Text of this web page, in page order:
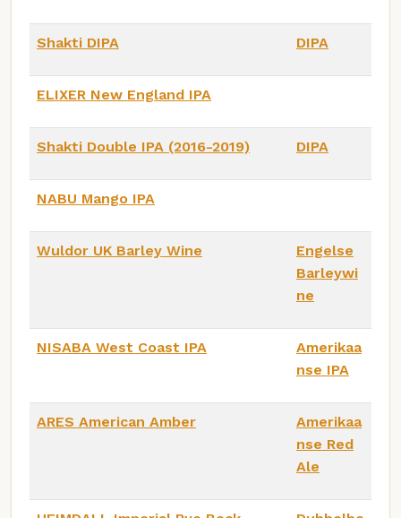
Shakti DIPA DIPA
ELIXER New England IPA
Shakti Double IPA (2016-2019) DIPA
NABU Mango IPA
Wuldor UK Barley Wine
Engelse
Barleywi
ne
NISABA West Coast IPA
Amerikaa
nse IPA
ARES American Amber
Amerikaa
nse Red
Ale